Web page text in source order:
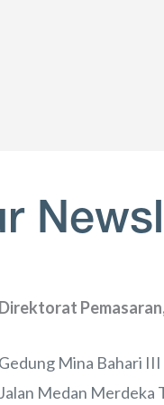
Direktorat
Gedung Mina Bahari
Jalan Medan Merdeka